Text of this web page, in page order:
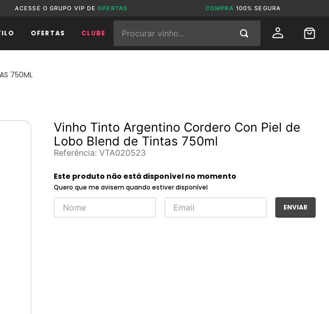
ACESSE O GRUPO VIP DEOFERTAS COMPRA 100% SEGURA
OFERTAS CLUBE
750ML
Vinho Tinto Argentino Cordero Con Piel de
Lobo Blend de Tintas 750ml
Referência: VTA020523
Este produto não está disponível no momento
Quero que me avisem quando estiver disponível
ENVIAR